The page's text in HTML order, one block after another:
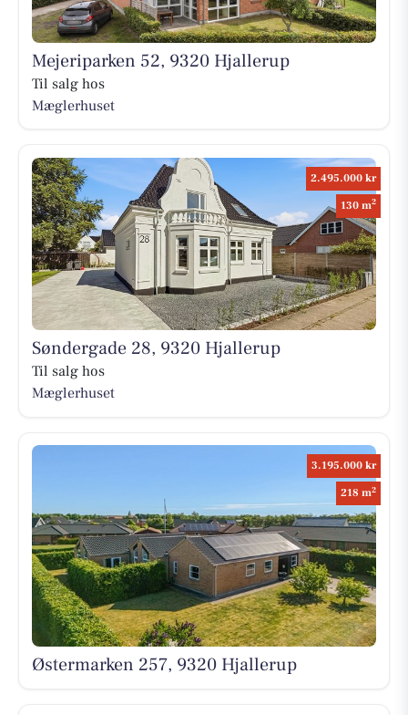
Mejeriparken 52, 9320 Hjallerup
Til salg hos
Mæglerhuset
2.495.000 kr
130 m2
Søndergade 28, 9320 Hjallerup
Til salg hos
Mæglerhuset
3.195.000 kr
218 m2
Østermarken 257, 9320 Hjallerup